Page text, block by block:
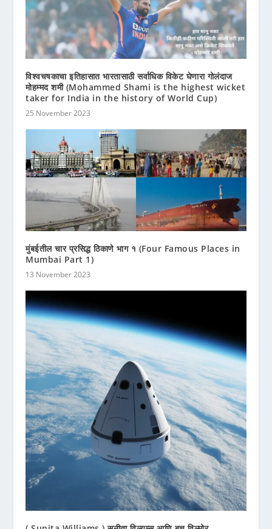
विश्वचषकाचा इतिहासात भारतासाठी सर्वाधिक विकेट घेणारा गोलंदाज
मोहम्मद शमी (Mohammed Shami is the highest wicket
taker for India in the history of World Cup)
25 November 2023
मुंबईतील चार प्रसिद्ध ठिकाणे भाग १ (Four Famous Places in
Mumbai Part 1)
13 November 2023